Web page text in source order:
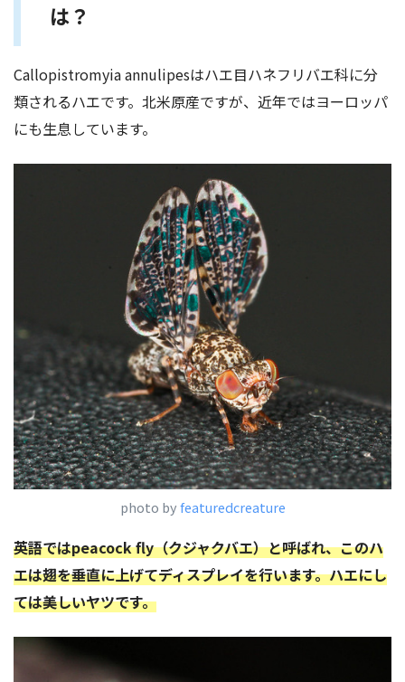
は？
Callopistromyia annulipesはハエ目ハネフリバエ科に分
類されるハエです。北米原産ですが、近年ではヨーロッパ
にも生息しています。
photo byfeaturedcreature
英語ではpeacock fly（クジャクバエ）と呼ばれ、このハ
エは翅を垂直に上げてディスプレイを行います。ハエにし
ては美しいヤツです。